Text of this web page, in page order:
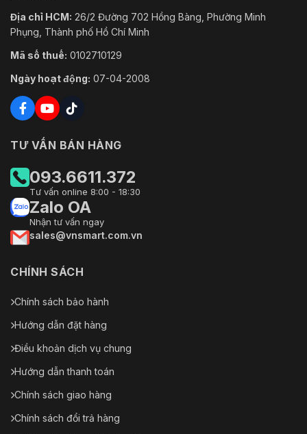
Địa chỉ HCM: 26/2 Đường 702 Hồng Bàng, Phường Minh
Phụng, Thành phố Hồ Chí Minh
Mã số thuế: 0102710129
Ngày hoạt động: 07-04-2008
TƯ VẤN BÁN HÀNG
093.6611.372
Tư vấn online 8:00 - 18:30
Zalo OA
Nhận tư vấn ngay
sales@vnsmart.com.vn
CHÍNH SÁCH
Chính sách bảo hành
Hướng dẫn đặt hàng
Điều khoản dịch vụ chung
Hướng dẫn thanh toán
Chính sách giao hàng
Chính sách đổi trả hàng